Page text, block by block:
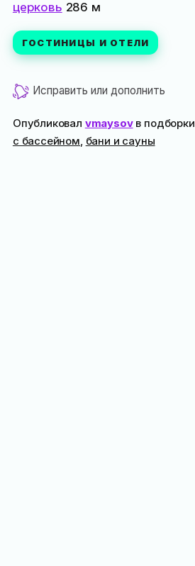
церковь 286 м
ГОСТИНИЦЫ И ОТЕЛИ
Исправить или дополнить
Опубликовал vmaysovв подборки
с бассейном бани и сауны